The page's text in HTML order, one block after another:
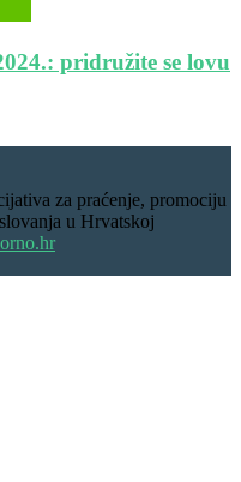
pridružite se lovu
za praćenje, promociju
u Hrvatskoj